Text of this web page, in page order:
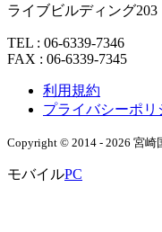
ライブビルディング203
TEL : 06-6339-7346
FAX : 06-6339-7345
利用規約
プライバシーポリ
Copyright © 2014 - 2026 宮崎
モバイルPC